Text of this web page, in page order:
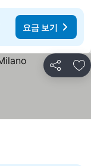
요금 보기
공유 즐